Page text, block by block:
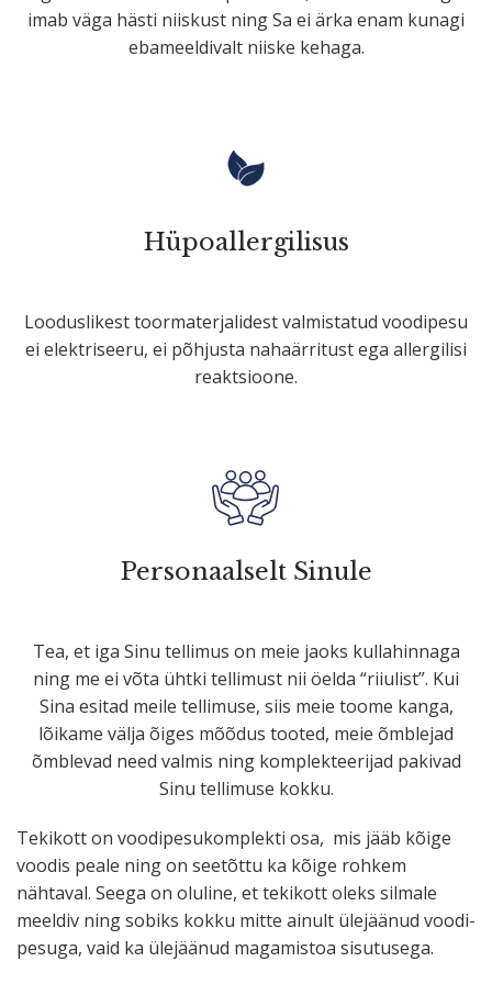
imab väga hästi niiskust ning Sa ei ärka enam kunagi
ebameel­divalt niiske kehaga.
Hüpoal­ler­gi­lisus
Loodus­likest toorma­ter­ja­lidest valmis­tatud voodipesu
ei elekt­ri­seeru, ei põhjusta nahaär­ritust ega aller­gilisi
reaktsioone.
Perso­naalselt Sinule
Tea, et iga Sinu tellimus on meie jaoks kulla­hinnaga
ning me ei võta ühtki tellimust nii öelda “riiulist”. Kui
Sina esitad meile tellimuse, siis meie toome kanga,
lõikame välja õiges mõõdus tooted, meie õmblejad
õmblevad need valmis ning komplek­tee­rijad pakivad
Sinu tellimuse kokku.
Tekikott on voodi­pe­su­komp­lekti osa, mis jääb kõige
voodis peale ning on seetõttu ka kõige rohkem
nähtaval. Seega on oluline, et tekikott oleks silmale
meeldiv ning sobiks kokku mitte ainult ülejäänud voodi­
pesuga, vaid ka ülejäänud magamistoa sisutusega.